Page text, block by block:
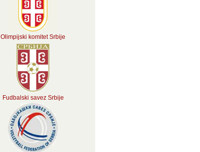
Olimpijski komitet Srbije
Fudbalski savez Srbije